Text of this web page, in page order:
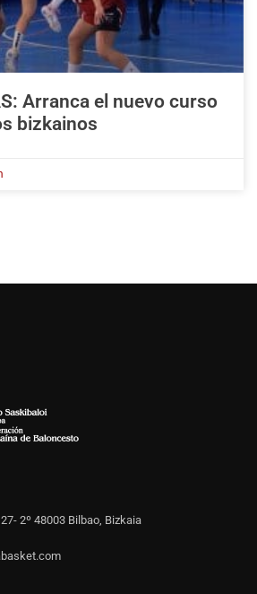
Arranca el nuevo curso
bizkainos
2º 48003 Bilbao, Bizkaia